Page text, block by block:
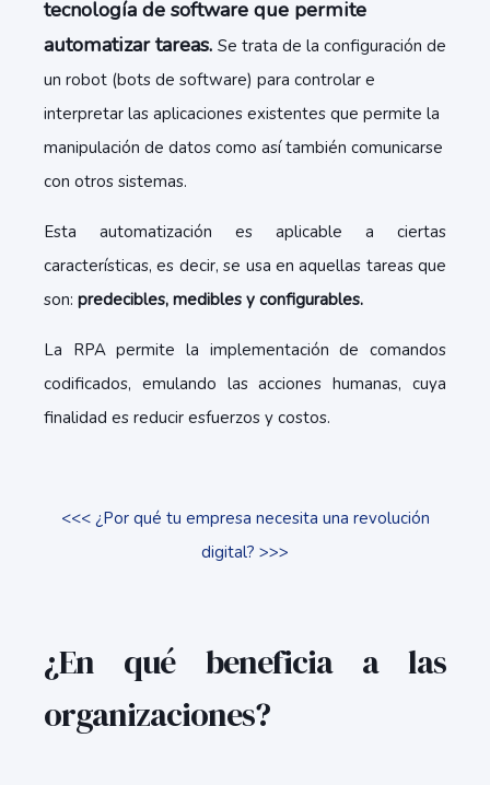
tecnología de software que permite
automatizar tareas. Se trata de la configuración de
un robot (bots de software) para controlar e
interpretar las aplicaciones existentes que permite la
manipulación de datos como así también comunicarse
con otros sistemas.
Esta automatización es aplicable a ciertas
características, es decir, se usa en aquellas tareas que
son: predecibles, medibles y configurables.
La RPA permite la implementación de comandos
codificados, emulando las acciones humanas, cuya
finalidad es reducir esfuerzos y costos.
<<< ¿Por qué tu empresa necesita una revolución
digital? >>>
¿En qué beneficia a las
organizaciones?